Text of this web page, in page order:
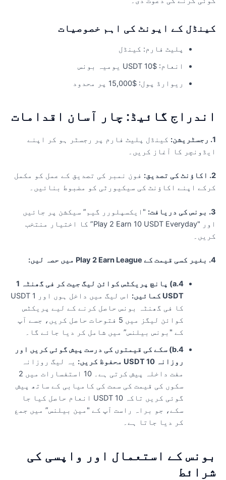
کے ایونٹ کی اہم خصوصیات
پلیٹ فارم: کینڈل
انعام: $10 USDT یومیہ بونس
ریوارڈ پول: $15,000 پر محدود
گائیڈ: چار آسان اقدامات
کینڈل پلیٹ فارم پر رجسٹر ہو کر اپنے
کا آغاز کریں۔
فون نمبر کی تصدیق کے عمل کو مکمل
اپنے اکاؤنٹ کی سیکیورٹی کو مضبوط بنائیں۔
"ایکسپلورر گیم” سیکشن پر جائیں
اور "Play 2 Earn 10 USDT Everyday” کا اختیار منتخب
4.a) پانچ پریکٹس کوائن لیگ جیت کر فی گھنٹہ 1
USDT کمائیں:
اس لیگ میں داخل ہوں اور 1 USDT
کا فی گھنٹہ بونس حاصل کرنے کے لیے پریکٹس
کوائن لیگز میں 5 فتوحات حاصل کریں، جسے آپ
کے "بونس بیلنس” میں شامل کر دیا جائے گا۔
4.b) سکے کی قیمتوں کی درست پیش گوئی کریں اور
روزانہ 10 USDT محفوظ کریں:
یہ لیگ روزانہ
مفت داخلہ پیش کرتی ہے۔ 10 استفسارات میں 2
سکوں کی قیمت کی سمت کی کامیابی کے ساتھ پیش
گوئی کریں تاکہ 10 USDT انعام حاصل کیا جا
سکے، جو براہ راست آپ کے "مین بیلنس” میں جمع
کر دیا جاتا ہے۔
کے استعمال اور واپسی کی